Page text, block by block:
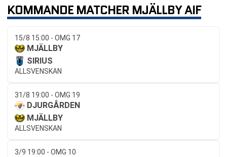
KOMMANDE MATCHER MJÄLLBY AIF
15/8 15:00 - OMG 17
MJÄLLBY
SIRIUS
ALLSVENSKAN
31/8 19:00 - OMG 19
DJURGÅRDEN
MJÄLLBY
ALLSVENSKAN
3/9 19:00 - OMG 10